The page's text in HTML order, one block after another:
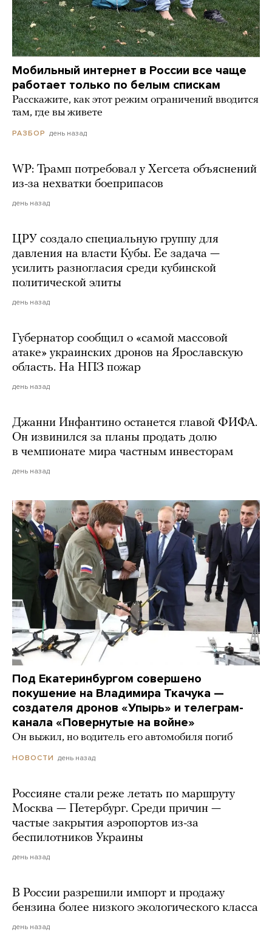
Мобильный интернет в России все чаще
работает только по белым спискам
Расскажите, как этот режим ограничений вводится
там, где вы живете
РАЗБОР день назад
WP: Трамп потребовал у Хегсета объяснений
из-за нехватки боеприпасов
день назад
ЦРУ создало специальную группу для
давления на власти Кубы. Ее задача —
усилить разногласия среди кубинской
политической элиты
день назад
Губернатор сообщил о «самой массовой
атаке» украинских дронов на Ярославскую
область. На НПЗ пожар
день назад
Джанни Инфантино останется главой ФИФА.
Он извинился за планы продать долю
в чемпионате мира частным инвесторам
день назад
Под Екатеринбургом совершено
покушение на Владимира Ткачука —
создателя дронов «Упырь» и телеграм-
канала «Повернутые на войне»
Он выжил, но водитель его автомобиля погиб
НОВОСТИ день назад
Россияне стали реже летать по маршруту
Москва — Петербург. Среди причин —
частые закрытия аэропортов из-за
беспилотников Украины
день назад
В России разрешили импорт и продажу
бензина более низкого экологического класса
день назад